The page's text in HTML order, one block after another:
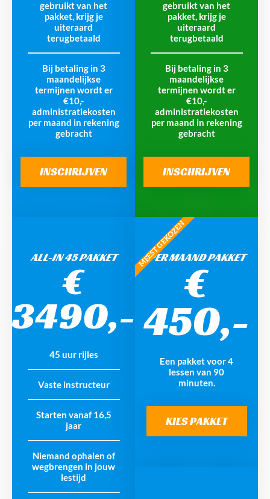
gebruikt van het
pakket, krijg je
uiteraard
terugbetaald
Bij betaling in 3
maandelijkse
termijnen wordt er
€10,-
administratiekosten
per maand in rekening
gebracht
INSCHRIJVEN
gebruikt van het
pakket, krijg je
uiteraard
terugbetaald
Bij betaling in 3
maandelijkse
termijnen wordt er
€10,-
administratiekosten
per maand in rekening
gebracht
INSCHRIJVEN
MEEST GEKOZEN
ALL-IN 45 PAKKET
€
3490,-
45 uur rijles
Vaste instructeur
Starten vanaf 16,5
jaar
Niemand ophalen of
wegbrengen in jouw
lestijd
PER MAAND PAKKET
€
450,-
Een pakket voor 4
lessen van 90
minuten.
KIES PAKKET